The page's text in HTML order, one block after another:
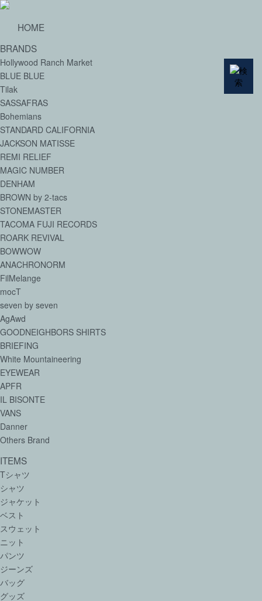
HOME
BRANDS
Hollywood Ranch Market
BLUE BLUE
Tilak
SASSAFRAS
Bohemians
STANDARD CALIFORNIA
JACKSON MATISSE
REMI RELIEF
MAGIC NUMBER
DENHAM
BROWN by 2-tacs
STONEMASTER
TACOMA FUJI RECORDS
ROARK REVIVAL
BOWWOW
ANACHRONORM
FilMelange
mocT
seven by seven
AgAwd
GOODNEIGHBORS SHIRTS
BRIEFING
White Mountaineering
EYEWEAR
APFR
IL BISONTE
VANS
Danner
Others Brand
ITEMS
Tシャツ
シャツ
ジャケット
ベスト
スウェット
ニット
パンツ
ジーンズ
バッグ
グッズ